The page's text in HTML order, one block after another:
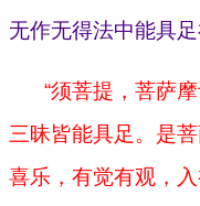
无作无得法中能具
“须菩提，菩萨
三昧皆能具足。是
喜乐，有觉有观，